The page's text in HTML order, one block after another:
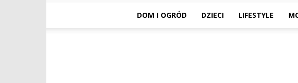
DOM I OGRÓD DZIECI LIFESTYLE